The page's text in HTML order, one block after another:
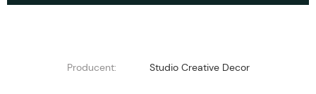
Producent: Studio Creative Decor